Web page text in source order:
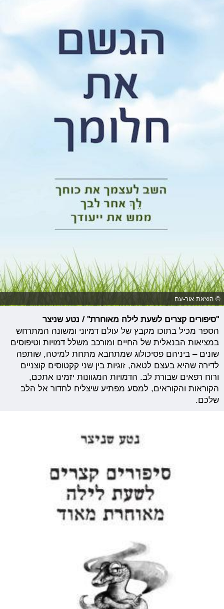
© הוצאת אור-עם
"סיפורים קצרים לשעת לילה מאוחרת" / נטע שניצר
הספר מכיל בתוכו מקבץ של עולם דמיוני ומשונה המתרחש
במציאות הבנאלית של החיים ומורכב משלל דמויות וטיפוסים
שונים – ביניהם פסיכולוג שמתחבא מתחת למיטה, שותפה
לדירה שהיא בעצם לטאה, זוגיות בין שני קקטוסים קוצניים
ורוח רפאים שבורת לב. הדמויות המגוונות יזמינו אתכם,
הקוראות והקוראים, למסע מפתיע שיצליח לחדור אל הלב
שלכם.